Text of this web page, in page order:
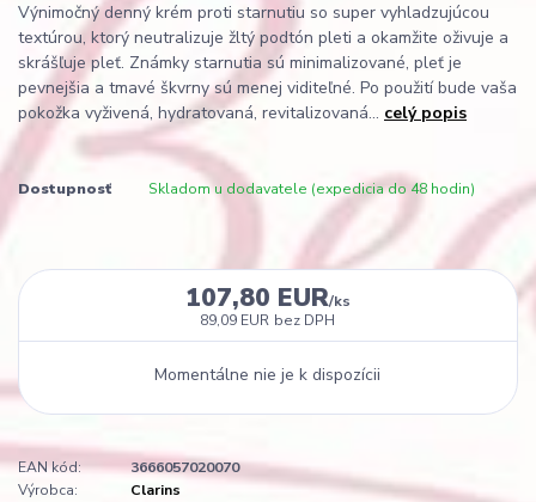
Výnimočný denný krém proti starnutiu so super vyhladzujúcou
textúrou, ktorý neutralizuje žltý podtón pleti a okamžite oživuje a
skrášľuje pleť. Známky starnutia sú minimalizované, pleť je
pevnejšia a tmavé škvrny sú menej viditeľné. Po použití bude vaša
pokožka vyživená, hydratovaná, revitalizovaná... celý popis
Dostupnosť Skladom u dodavatele (expedicia do 48 hodin)
107,80 EUR/ks
89,09 EUR bez DPH
Momentálne nie je k dispozícii
EAN kód:
3666057020070
Výrobca:
Clarins